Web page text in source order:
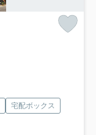
宅配ボックス